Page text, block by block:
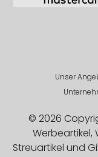
Unser
© 2026
Werbeartikel,
Streuartikel und